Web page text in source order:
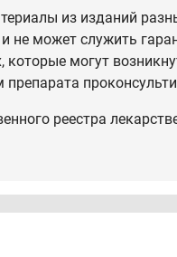
из изданий
не может служить
могут
реестра